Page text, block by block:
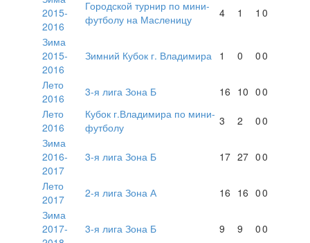
2015-
2016
Городской турнир по мини-
футболу на Масленицу
4 1 1 0
Зима
2015-
2016
Зимний Кубок г. Владимира 1 0 00
Лето
2016
3-я лига Зона Б 16 10 00
Лето
2016
Кубок г.Владимира по мини-
футболу
3 2 00
Зима
2016-
2017
3-я лига Зона Б 17 27 00
Лето
2017
2-я лига Зона А 16 16 00
Зима
2017-
3-я лига Зона Б 9 9 00